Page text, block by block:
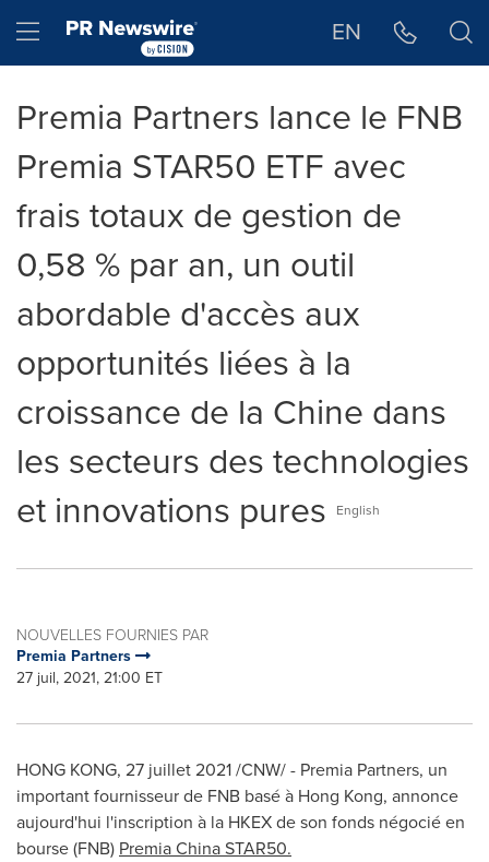
Hamburger menu EN
Premia Partners lance le FNB
Premia STAR50 ETF avec
frais totaux de gestion de
0,58 % par an, un outil
abordable d'accès aux
opportunités liées à la
croissance de la Chine dans
les secteurs des technologies
et innovations pures
English
NOUVELLES FOURNIES PAR
Premia Partners
27 juil, 2021, 21:00 ET
HONG KONG, 27 juillet 2021 /CNW/ - Premia Partners, un
important fournisseur de FNB basé à Hong Kong, annonce
aujourd'hui l'inscription à la HKEX de son fonds négocié en
bourse (FNB) Premia China STAR50.